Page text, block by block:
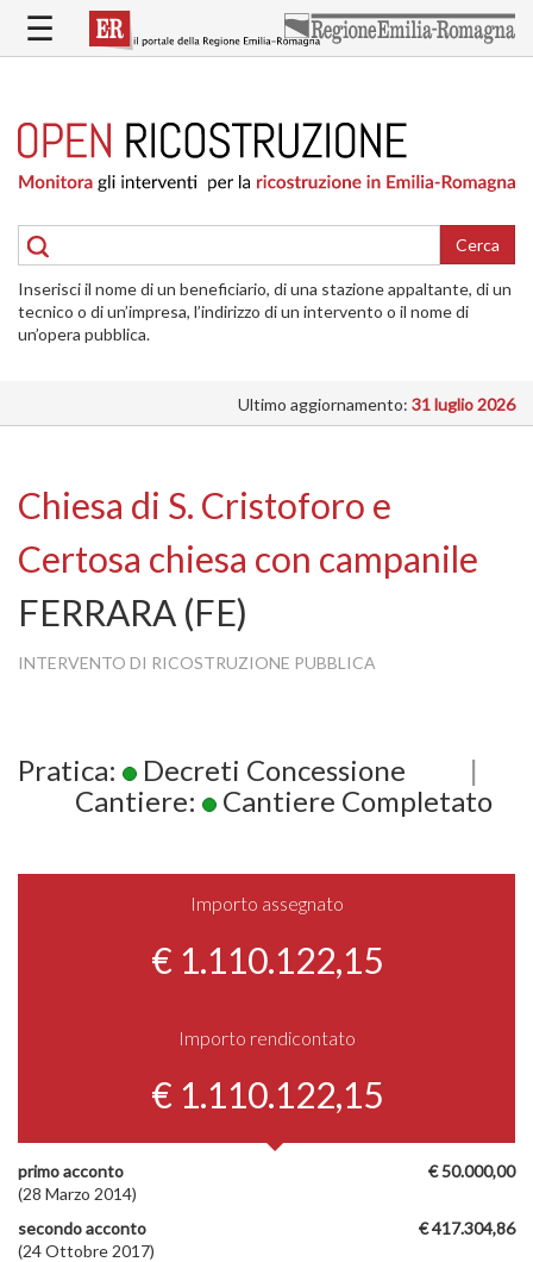
contenuto
RICOSTRUZIONE
PUBBLICA
DELLE
ABITAZIONI
RICOSTRUZIONE
ATTIVITÀ
INTERVENTI
SI
☰
Cerca
Inserisci il nome di un beneficiario, di una stazione appaltante, di un
tecnico o di un’impresa, l’indirizzo di un intervento o il nome di
un’opera pubblica.
Ultimo aggiornamento: 31 luglio 2026
Chiesa di S. Cristoforo e
Certosa chiesa con campanile
FERRARA (FE)
INTERVENTO DI RICOSTRUZIONE PUBBLICA
Pratica: Decreti Concessione
|
Cantiere:
Cantiere Completato
Importo assegnato
€ 1.110.122,15
Importo rendicontato
€ 1.110.122,15
€ 50.000,00
primo acconto
(28 Marzo 2014)
€ 417.304,86
secondo acconto
(24 Ottobre 2017)